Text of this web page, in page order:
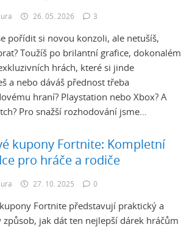
26. 05. 2026 3
pořídit si novou konzoli, ale netušíš,
Toužíš po brilantní grafice, dokonalém
hrách, které si jinde
a nebo dáváš přednost třeba
hraní? Playstation nebo Xbox? A
Pro snažší rozhodování jsme…
kupony Fortnite: Kompletní
pro hráče a rodiče
27. 10. 2025 0
Fortnite představují praktický a
způsob, jak dát ten nejlepší dárek hráčům